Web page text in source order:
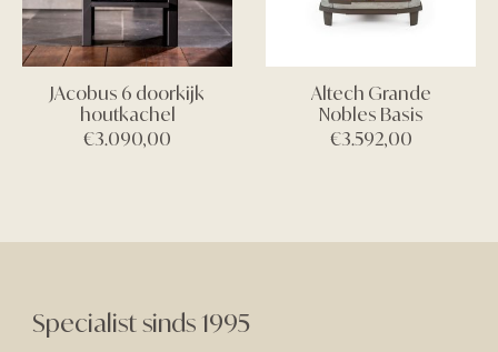
JAcobus 6 doorkijk
houtkachel
€3.090,00
Altech Grande
Nobles Basis
€3.592,00
Specialist sinds 1995